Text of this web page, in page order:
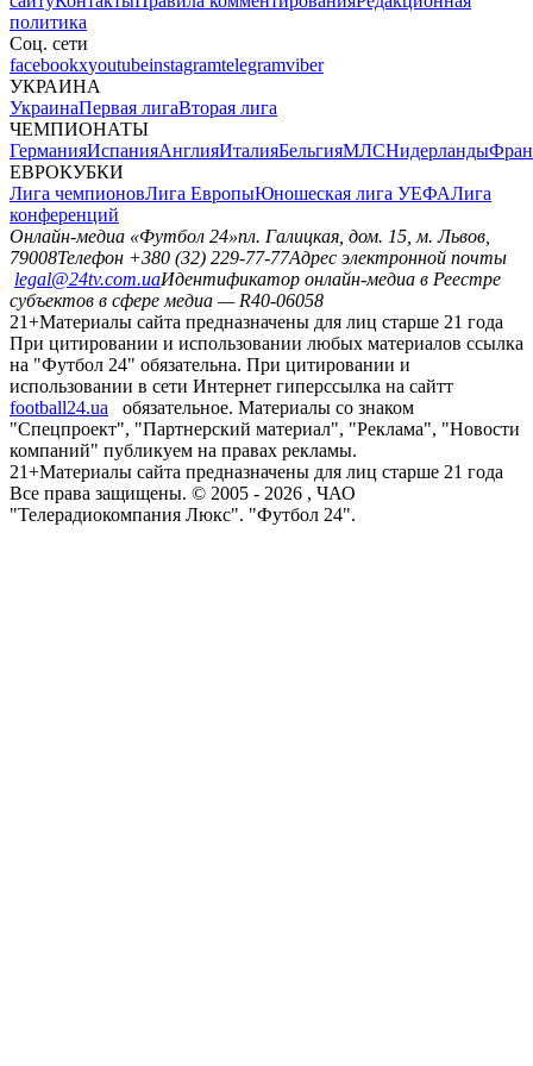
политика
Соц. сети
facebookxyoutubeinstagramtelegramviber
УКРАИНА
УкраинаПервая лигаВторая лига
ЧЕМПИОНАТЫ
ГерманияИспанияАнглияИталияБельгияМЛСНидерланды
ЕВРОКУБКИ
Лига чемпионовЛига ЕвропыЮношеская лига УЕФАЛига
конференций
Онлайн-медиа «Футбол 24»пл. Галицкая, дом. 15, м. Львов,
79008Телефон +380 (32) 229-77-77Адрес электронной почты
legal@24tv.com.uaИдентификатор онлайн-медиа в Реестре
субъектов в сфере медиа — R40-06058
21+Материалы сайта предназначены для лиц старше 21 года
При цитировании и использовании любых материалов ссылка
на "Футбол 24" обязательна. При цитировании и
использовании в сети Интернет гиперссылка на сайтт
football24.ua
обязательное. Материалы со знаком
"Спецпроект", "Партнерский материал", "Реклама", "Новости
компаний" публикуем на правах рекламы.
21+Материалы сайта предназначены для лиц старше 21 года
Все права защищены. © 2005 - 2026 , ЧАО
"Телерадиокомпания Люкс". "Футбол 24".